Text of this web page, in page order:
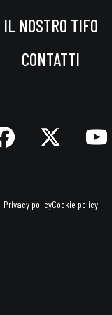
IL NOSTRO TIFO
CONTATTI
Privacy policyCookie policy